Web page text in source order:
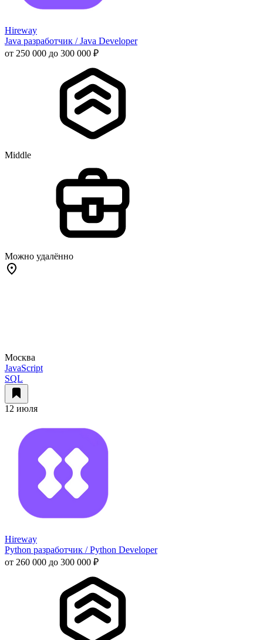
Hireway
Java разработчик / Java Developer
от 250 000 до 300 000 ₽
Middle
Можно удалённо
Москва
JavaScript
SQL
12 июля
Hireway
Python разработчик / Python Developer
от 260 000 до 300 000 ₽